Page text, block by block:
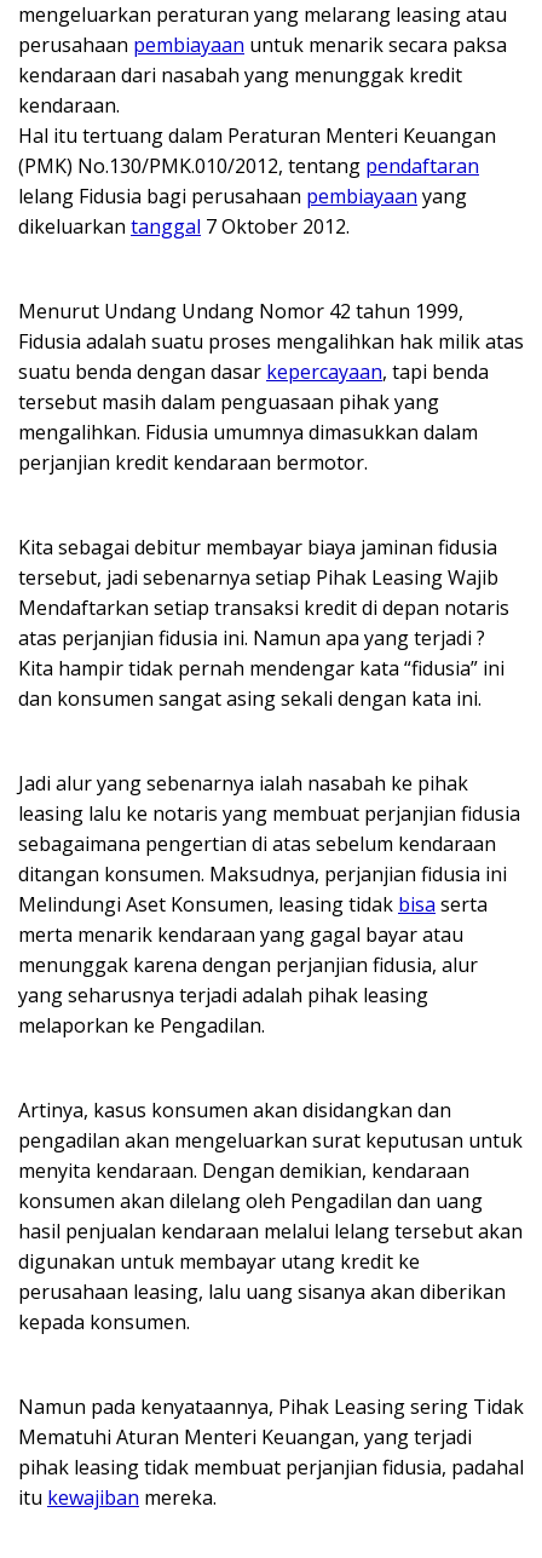
mengeluarkan peraturan yang melarang leasing atau
perusahaan pembiayaan untuk menarik secara paksa
kendaraan dari nasabah yang menunggak kredit
kendaraan.
Hal itu tertuang dalam Peraturan Menteri Keuangan
(PMK) No.130/PMK.010/2012, tentang pendaftaran
lelang Fidusia bagi perusahaan pembiayaan yang
dikeluarkan tanggal 7 Oktober 2012.
Menurut Undang Undang Nomor 42 tahun 1999,
Fidusia adalah suatu proses mengalihkan hak milik atas
suatu benda dengan dasar kepercayaan, tapi benda
tersebut masih dalam penguasaan pihak yang
mengalihkan. Fidusia umumnya dimasukkan dalam
perjanjian kredit kendaraan bermotor.
Kita sebagai debitur membayar biaya jaminan fidusia
tersebut, jadi sebenarnya setiap Pihak Leasing Wajib
Mendaftarkan setiap transaksi kredit di depan notaris
atas perjanjian fidusia ini. Namun apa yang terjadi ?
Kita hampir tidak pernah mendengar kata “fidusia” ini
dan konsumen sangat asing sekali dengan kata ini.
Jadi alur yang sebenarnya ialah nasabah ke pihak
leasing lalu ke notaris yang membuat perjanjian fidusia
sebagaimana pengertian di atas sebelum kendaraan
ditangan konsumen. Maksudnya, perjanjian fidusia ini
Melindungi Aset Konsumen, leasing tidak bisa serta
merta menarik kendaraan yang gagal bayar atau
menunggak karena dengan perjanjian fidusia, alur
yang seharusnya terjadi adalah pihak leasing
melaporkan ke Pengadilan.
Artinya, kasus konsumen akan disidangkan dan
pengadilan akan mengeluarkan surat keputusan untuk
menyita kendaraan. Dengan demikian, kendaraan
konsumen akan dilelang oleh Pengadilan dan uang
hasil penjualan kendaraan melalui lelang tersebut akan
digunakan untuk membayar utang kredit ke
perusahaan leasing, lalu uang sisanya akan diberikan
kepada konsumen.
Namun pada kenyataannya, Pihak Leasing sering Tidak
Mematuhi Aturan Menteri Keuangan, yang terjadi
pihak leasing tidak membuat perjanjian fidusia, padahal
itu kewajiban mereka.